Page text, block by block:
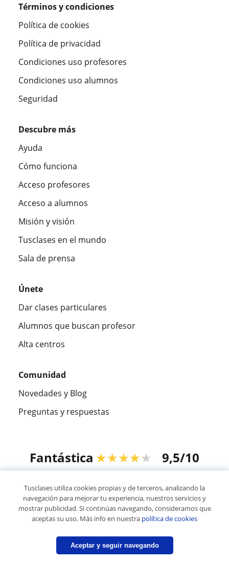
Términos y condiciones
Política de cookies
Política de privacidad
Condiciones uso profesores
Condiciones uso alumnos
Seguridad
Descubre más
Ayuda
Cómo funciona
Acceso profesores
Acceso a alumnos
Misión y visión
Tusclases en el mundo
Sala de prensa
Únete
Dar clases particulares
Alumnos que buscan profesor
Alta centros
Comunidad
Novedades y Blog
Preguntas y respuestas
Fantástica ★★★★★ 9,5/10
© 2007 - 2026 Tusclases.co
Mapa web:Profesores particulares
Tusclases utiliza cookies propias y de terceros, analizando la
navegación para mejorar tu experiencia, nuestros servicios y
mostrar publicidad. Si continúas navegando, consideramos que
aceptas su uso. Más info en nuestra política de cookies
Aceptar y seguir navegando